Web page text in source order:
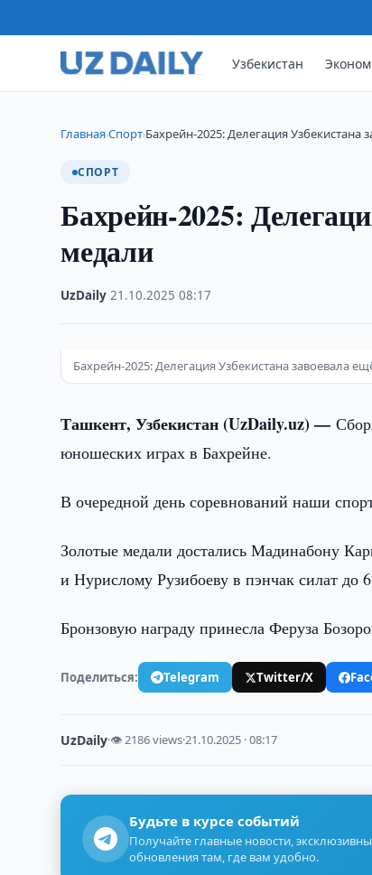
Узбекистан
Главная›Спорт›Бахрейн-2025: Делегация Узбекистана
СПОРТ
Бахрейн-2025:
медали
UzDaily ·21.10.2025 ·08:17
Бахрейн-2025: Делегация Узбекистана завоевала
Ташкент, Узбекистан (UzDaily.uz) —
юношеских играх в Бахрейне.
В очередной день соревнований наши
Золотые медали достались Мадинабону
и Нурислому Рузибоеву в пэнчак силат до
Бронзовую награду принесла Феруза
Поделиться: Telegram Twitter/X
UzDaily·👁 2186 views·21.10.2025 · 08:17
Будьте в курсе событий
Получайте главные новости,
обновления там, где вам удобно.